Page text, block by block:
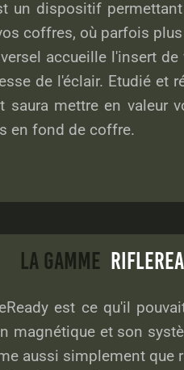
un dispositif
coffres, où parfois
accueille l'insert
de l'éclair. Etudié et
saura mettre en valeur
en fond de coffre.
LA GAMME
est ce qu'il
magnétique et son
aussi simplement que